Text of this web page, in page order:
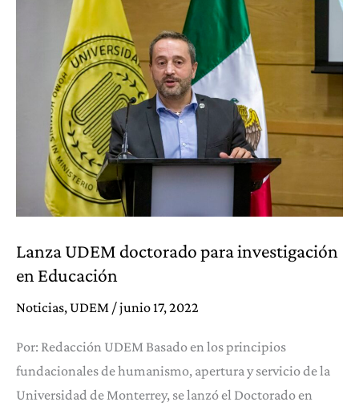
Lanza UDEM doctorado para investigación
en Educación
Noticias, UDEM /junio 17, 2022
Por: Redacción UDEM Basado en los principios
fundacionales de humanismo, apertura y servicio de la
Universidad de Monterrey, se lanzó el Doctorado en